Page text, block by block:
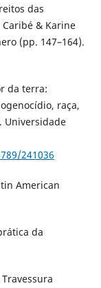
das
& Karine
(pp. 147–164).
da terra:
raça,
Universidade
241036
American
da